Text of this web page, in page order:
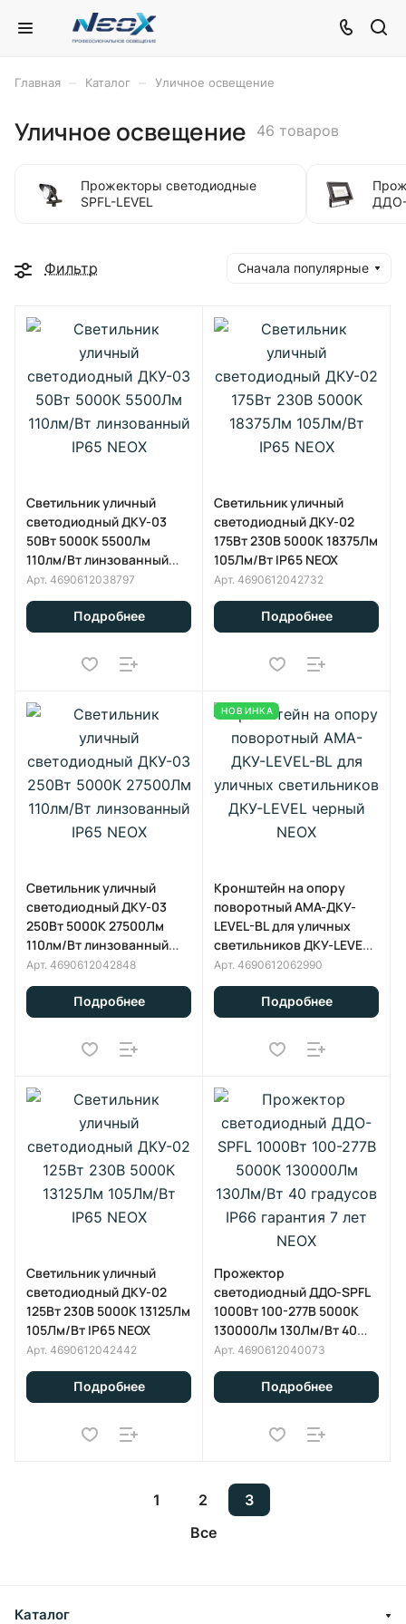
Главная Каталог Уличное освещение
Уличное освещение 46 товаров
Прожекторы светодиодные
SPFL-LEVEL
Фильтр Сначала популярные
Светильник уличный
светодиодный ДКУ-03
50Вт 5000К 5500Лм
110лм/Вт линзованный
IP65 NEOX
Арт. 4690612038797
Подробнее
Светильник уличный
светодиодный ДКУ-02
175Вт 230В 5000К 18375Лм
105Лм/Вт IP65 NEOX
Арт. 4690612042732
Подробнее
Светильник уличный
светодиодный ДКУ-03
250Вт 5000К 27500Лм
110лм/Вт линзованный
IP65 NEOX
Арт. 4690612042848
Подробнее
НОВИНКА
Кронштейн на опору
поворотный AMA-ДКУ-
LEVEL-BL для уличных
светильников ДКУ-LEVEL
черный NEOX
Арт. 4690612062990
Подробнее
Светильник уличный
светодиодный ДКУ-02
125Вт 230В 5000К 13125Лм
105Лм/Вт IP65 NEOX
Арт. 4690612042442
Подробнее
Прожектор
светодиодный ДДО-SPFL
1000Вт 100-277В 5000К
130000Лм 130Лм/Вт 40
градусов IP66 гарантия 7
лет NEOX
Арт. 4690612040073
Подробнее
1 2
3
Все
Каталог